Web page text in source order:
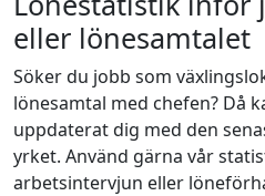
eller lönesamtalet
Söker du jobb som
lönesamtal med chefen? Då
uppdaterat dig med den
yrket. Använd gärna vår
arbetsintervjun eller